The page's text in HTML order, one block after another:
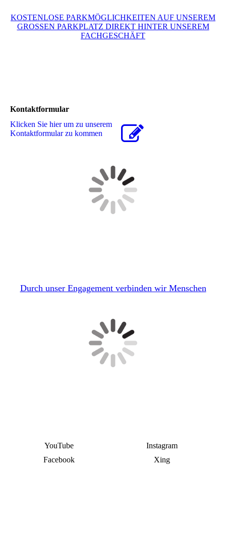
KOSTENLOSE PARKMÖGLICHKEITEN AUF UNSEREM
GROSSEN PARKPLATZ DIREKT HINTER UNSEREM
FACHGESCHÄFT
Kontaktformular
Klicken Sie hier um zu unserem
Kon­takt­for­mu­lar zu kommen
Durch unser Engagement verbinden wir Menschen
YouTube
Instagram
Facebook
Xing